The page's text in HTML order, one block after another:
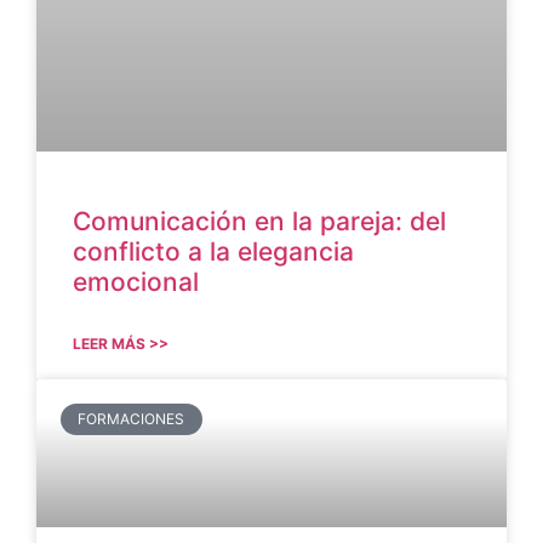
Comunicación en la pareja: del
conflicto a la elegancia
emocional
LEER MÁS >>
FORMACIONES